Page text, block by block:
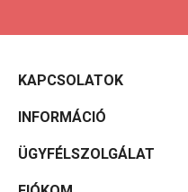
KAPCSOLATOK
INFORMÁCIÓ
ÜGYFÉLSZOLGÁLAT